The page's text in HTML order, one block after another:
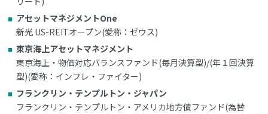
アセットマネジメントOne
新光 US-REITオープン(愛称：ゼウス)
東京海上アセットマネジメント
東京海上・物価対応バランスファンド(毎月決算型)/(年１回決算
型)(愛称：インフレ・ファイター)
フランクリン・テンプルトン・ジャパン
フランクリン・テンプルトン・アメリカ地方債ファンド(為替